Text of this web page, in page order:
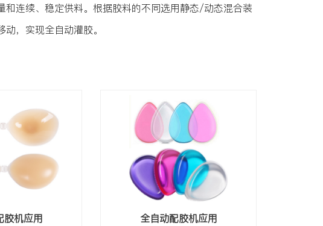
连续、稳定供料。根据胶料的不同选用静态/动态混合装
，实现全自动灌胶。
胶机应用 全自动配胶机应用